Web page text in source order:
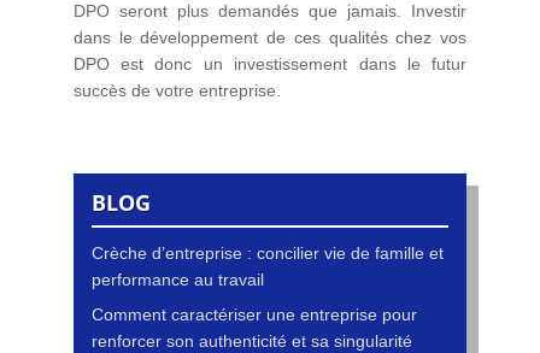
DPO seront plus demandés que jamais. Investir
dans le développement de ces qualités chez vos
DPO est donc un investissement dans le futur
succès de votre entreprise.
BLOG
Crèche d’entreprise : concilier vie de famille et
performance au travail
Comment caractériser une entreprise pour
renforcer son authenticité et sa singularité